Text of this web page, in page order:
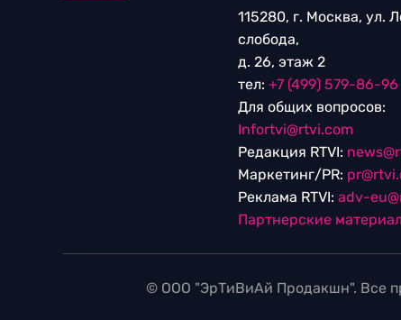
115280, г. Москва, ул.
слобода,
д. 26, этаж 2
тел: +7 (499) 579-86-96
Для общих вопросов:
Infortvi@rtvi.com
Редакция RTVI:
Маркетинг/PR:
Реклама RTVI: adv-
Партнерские
© ООО "ЭрТиВиАй Продакшн". Все